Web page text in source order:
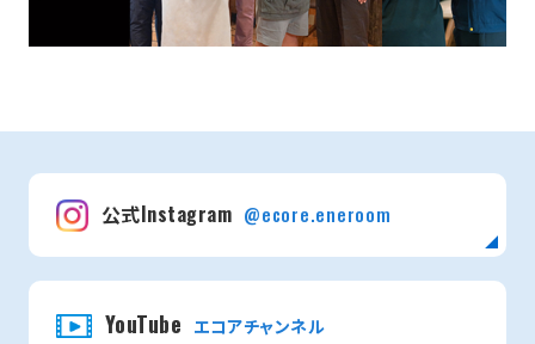
公式Instagram @ecore.eneroom
YouTube エコアチャンネル